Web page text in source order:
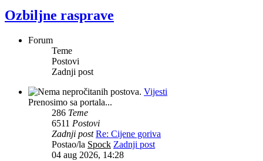
Ozbiljne rasprave
Forum
Teme
Postovi
Zadnji post
Vijesti
Prenosimo sa portala...
286 Teme
6511 Postovi
Zadnji post Re: Cijene goriva
Postao/la Spock Zadnji post
04 aug 2026, 14:28